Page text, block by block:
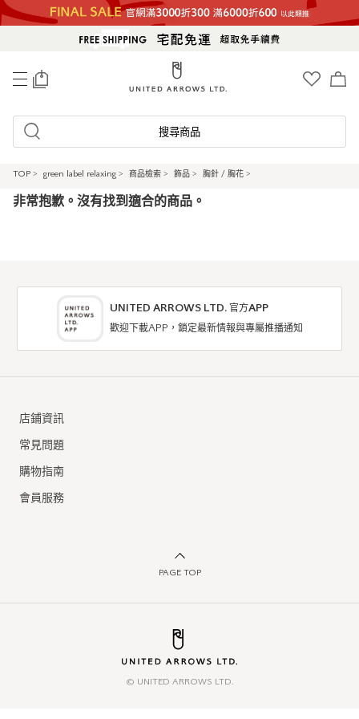
搜尋商品
TOP > green label relaxing > 商品檢索 > 飾品 > 胸針 / 胸花 >
非常抱歉。沒有找到適合的商品。
UNITED ARROWS LTD. 官方APP
歡迎下載APP，鎖定最新情報與專屬推播通知
店鋪資訊
常見問題
購物指南
會員服務
PAGE TOP
© UNITED ARROWS LTD.